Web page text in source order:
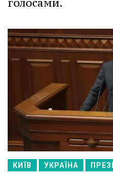
КИЇВ УКРАЇНА